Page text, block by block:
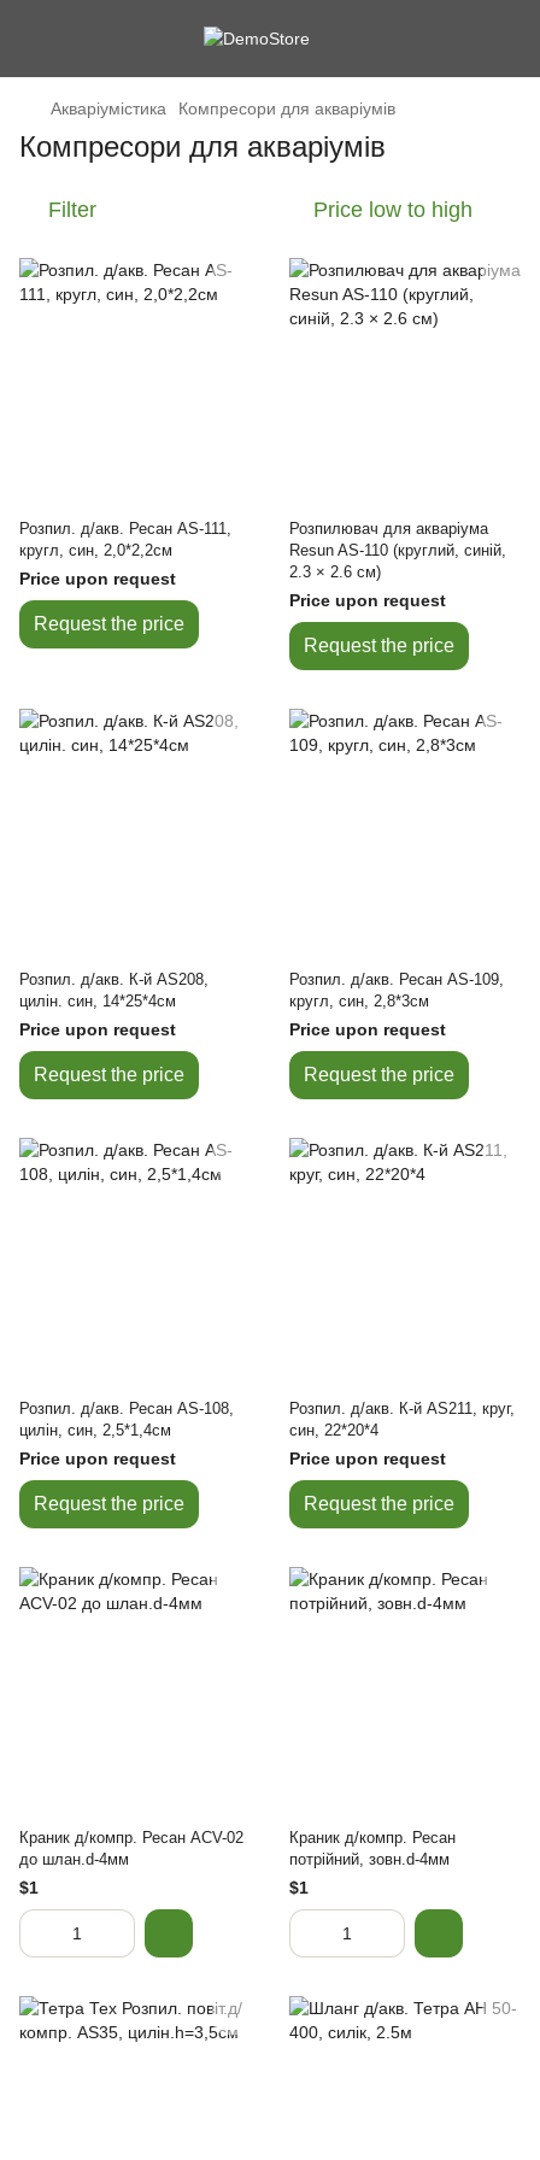
Акваріумістика Компресори для акваріумів
Компресори для акваріумів
Filter Price low to high
Розпил. д/акв. Ресан AS-111,
кругл, син, 2,0*2,2см
Price upon request
Request the price
Розпилювач для акваріума
Resun AS-110 (круглий, синій,
2.3 × 2.6 см)
Price upon request
Request the price
Розпил. д/акв. К-й AS208,
цилін. син, 14*25*4см
Price upon request
Request the price
Розпил. д/акв. Ресан AS-109,
кругл, син, 2,8*3см
Price upon request
Request the price
Розпил. д/акв. Ресан AS-108,
цилін, син, 2,5*1,4см
Price upon request
Request the price
Розпил. д/акв. К-й AS211, круг,
син, 22*20*4
Price upon request
Request the price
Краник д/компр. Ресан ACV-02
до шлан.d-4мм
$1
Краник д/компр. Ресан
потрійний, зовн.d-4мм
$1